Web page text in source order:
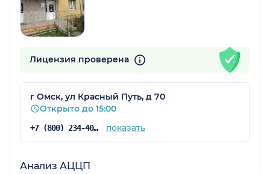
Лицензия проверена
г Омск, ул Красный Путь, д 70
Открыто до 15:00
+7 (800) 234-40-50 показать
Анализ АЦЦП